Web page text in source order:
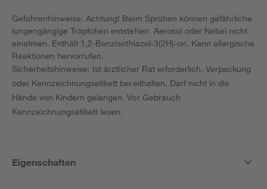
Gefahrenhinweise: Achtung! Beim Sprühen können gefährliche
lungengängige Tröpfchen entstehen. Aerosol oder Nebel nicht
einatmen. Enthält 1,2-Benzisothiazol-3(2H)-on. Kann allergische
Reaktionen hervorrufen.
Sicherheitshinweise: Ist ärztlicher Rat erforderlich, Verpackung
oder Kennzeichnungsetikett bereithalten. Darf nicht in die
Hände von Kindern gelangen. Vor Gebrauch
Kennzeichnungsetikett lesen.
Eigenschaften